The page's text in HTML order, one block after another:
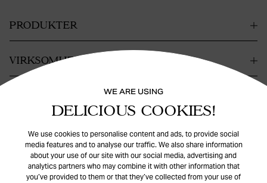
WE ARE USING
DELICIOUS COOKIES!
We use cookies to personalise content and ads, to provide social
media features and to analyse our traffic. We also share information
about your use of our site with our social media, advertising and
analytics partners who may combine it with other information that
you’ve provided to them or that they’ve collected from your use of
PRODUKTER
VIRKSOMHET
HJELP